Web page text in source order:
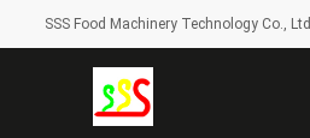
SSS Food Machinery Technology Co., Ltd